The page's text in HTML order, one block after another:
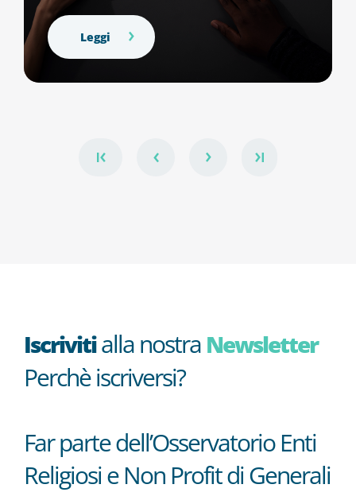
Leggi
Iscrivitialla nostra Newsletter
Perchè iscriversi?
Far parte dell’Osservatorio Enti
Religiosi e Non Profit di Generali